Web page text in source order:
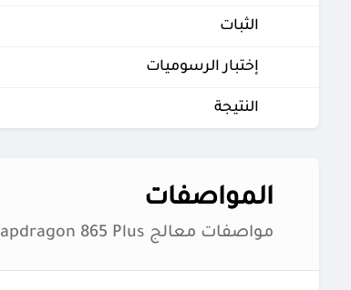
الثبات
إختبار الرسوميات
النتيجة
المواصفات
مواصفات معالج Qualcomm Snapdragon 865 Plus